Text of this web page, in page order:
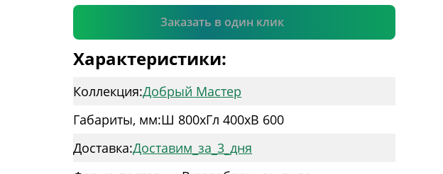
Заказать в один клик
Подтвердить
Характеристики:
Коллекция:Добрый Мастер
Габариты, мм:Ш 800xГл 400xВ 600
Доставка:Доставим_за_3_дня